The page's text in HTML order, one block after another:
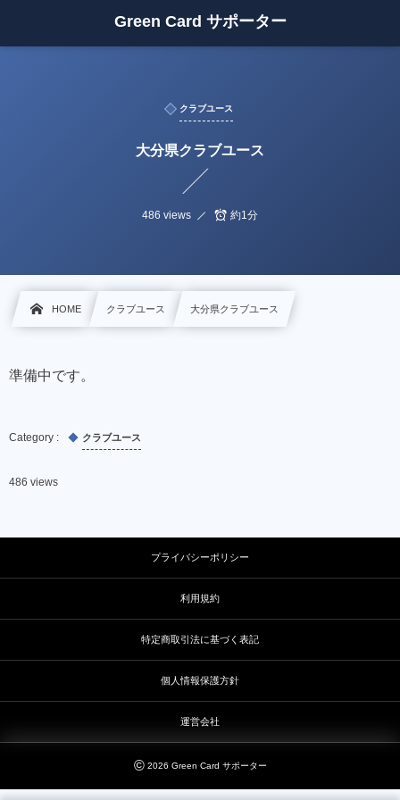
Green Card サポーター
クラブユース
大分県クラブユース
486 views 約1分
HOME クラブユース 大分県クラブユース
準備中です。
クラブユース
486 views
プライバシーポリシー
利用規約
特定商取引法に基づく表記
個人情報保護方針
運営会社
©2026 Green Card サポーター